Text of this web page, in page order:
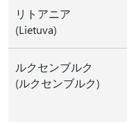
リトアニア
(Lietuva)
ルクセンブルク
(ルクセンブルク)